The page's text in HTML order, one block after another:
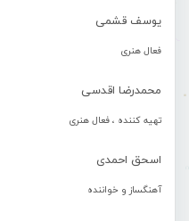
یوسف قشمی
فعال هنری
محمدرضا اقدسی
تهیه کننده ، فعال هنری
اسحق احمدی
آهنگساز و خواننده